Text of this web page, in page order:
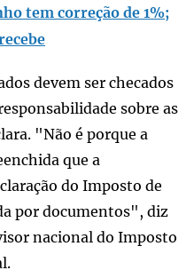
tem correção de 1%;
devem ser checados
sobre as
"Não é porque a
que a
do Imposto de
por documentos", diz
nacional do Imposto